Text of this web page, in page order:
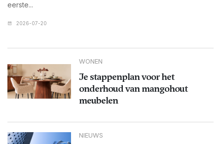
eerste...
2026-07-20
WONEN
Je stappenplan voor het
onderhoud van mangohout
meubelen
NIEUWS